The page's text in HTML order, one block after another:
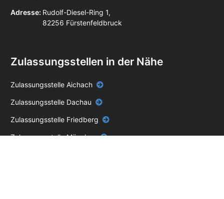
Adresse: Rudolf-Diesel-Ring 1,
82256 Fürstenfeldbruck
Zulassungsstellen in der Nähe
Zulassungsstelle Aichach
Zulassungsstelle Dachau
Zulassungsstelle Friedberg
Zulassungsstelle München